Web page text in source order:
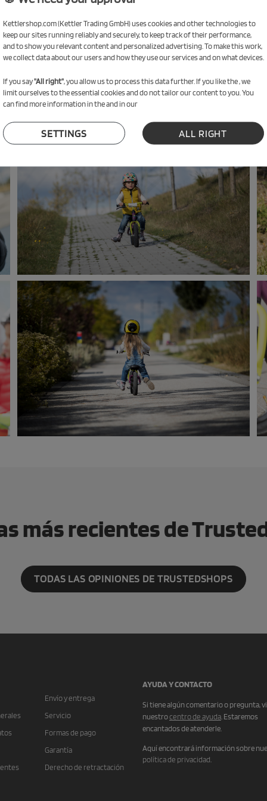
para el ciclismo real y, además, tiene un buen aspecto. A diferencia de
y la altura del sillín son valores decisivos. Si quiere saber más sobre
más recientes de
TODAS LAS OPINIONES DE TRUSTEDSHOPS
Envío y entrega
Servicio
Formas de pago
Garantía
Derecho de retractación
AYUDA Y CONTACTO
Si tiene algún comentario o pregunta,
nuestrocentro de ayuda . Estaremos
encantados de atenderle.
Aquí encontrará información sobre
política de privacidad
Kettlershop.com (Kettler Trading GmbH) uses cookies and other technologies to
keep our sites running reliably and securely, to keep track of their performance,
and to show you relevant content and personalized advertising. To make this work,
we collect data about our users and how they use our services and on what devices.
If you say"All right", you allow us to process this data further. If you like the , we
limit ourselves to the essential cookies and do not tailor our content to you. You
can find more information in the and in our
SETTINGS ALL RIGHT